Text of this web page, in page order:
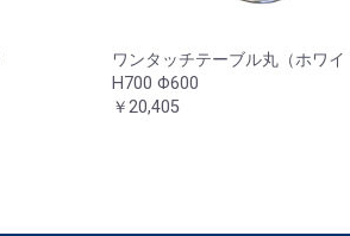
ワンタッチテーブル丸（ホワイ
H700 Φ600
￥20,405